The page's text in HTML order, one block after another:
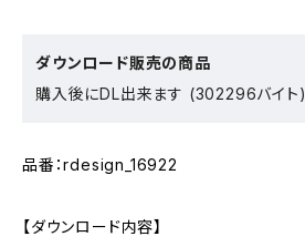
ダウンロード販売の商品
購入後にDL出来ます (302296バイト)
品番：rdesign_16922
【ダウンロード内容】